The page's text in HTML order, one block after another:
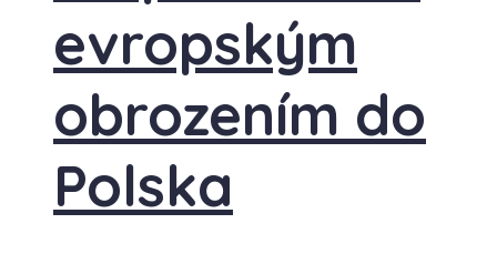
evropským
obrozením do
Polska